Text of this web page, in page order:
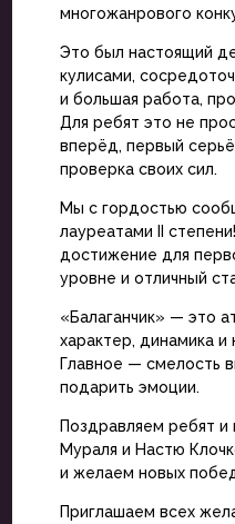
многожанрового
Это был настоящий
кулисами,
и большая работа,
Для ребят это не
вперёд, первый
проверка своих сил.
Мы с гордостью
лауреатами II
достижение для
уровне и отличный
«Балаганчик» — это
характер, динамика и
Главное — смелость
подарить эмоции.
Поздравляем ребят и
Мураля и Настю
и желаем новых
Приглашаем всех